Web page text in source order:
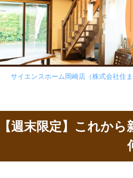
岡崎店のお約束 選
の特徴 設計
ロ
代表
会社
教
「
サイエンスホーム岡崎店（株式会社住
【週末限定】これか